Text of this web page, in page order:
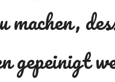
gepeinigt